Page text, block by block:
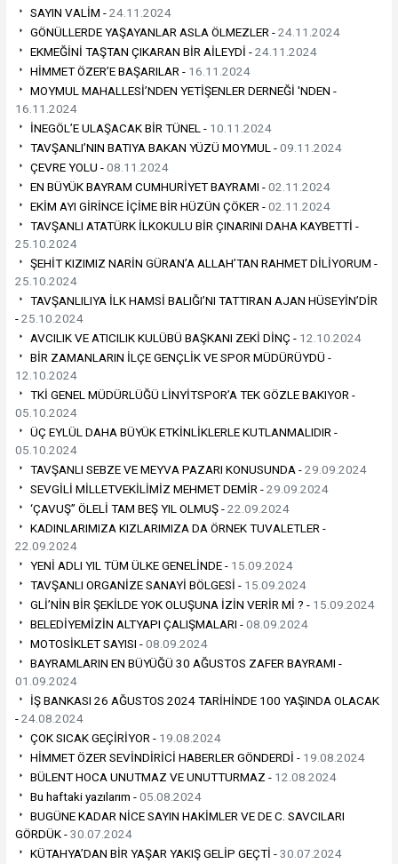
SAYIN VALİM -24.11.2024
GÖNÜLLERDE YAŞAYANLAR ASLA ÖLMEZLER -24.11.2024
EKMEĞİNİ TAŞTAN ÇIKARAN BİR AİLEYDİ -24.11.2024
HİMMET ÖZER’E BAŞARILAR - 16.11.2024
MOYMUL MAHALLESİ’NDEN YETİŞENLER DERNEĞİ 'NDEN -
16.11.2024
İNEGÖL’E ULAŞACAK BİR TÜNEL - 10.11.2024
TAVŞANLI’NIN BATIYA BAKAN YÜZÜ MOYMUL -09.11.2024
ÇEVRE YOLU -08.11.2024
EN BÜYÜK BAYRAM CUMHURİYET BAYRAMI -02.11.2024
EKİM AYI GİRİNCE İÇİME BİR HÜZÜN ÇÖKER -02.11.2024
TAVŞANLI ATATÜRK İLKOKULU BİR ÇINARINI DAHA KAYBETTİ -
25.10.2024
ŞEHİT KIZIMIZ NARİN GÜRAN’A ALLAH’TAN RAHMET DİLİYORUM -
25.10.2024
TAVŞANLILIYA İLK HAMSİ BALIĞI’NI TATTIRAN AJAN HÜSEYİN’DİR
-25.10.2024
AVCILIK VE ATICILIK KULÜBÜ BAŞKANI ZEKİ DİNÇ - 12.10.2024
BİR ZAMANLARIN İLÇE GENÇLİK VE SPOR MÜDÜRÜYDÜ -
12.10.2024
TKİ GENEL MÜDÜRLÜĞÜ LİNYİTSPOR’A TEK GÖZLE BAKIYOR -
05.10.2024
ÜÇ EYLÜL DAHA BÜYÜK ETKİNLİKLERLE KUTLANMALIDIR -
05.10.2024
TAVŞANLI SEBZE VE MEYVA PAZARI KONUSUNDA -29.09.2024
SEVGİLİ MİLLETVEKİLİMİZ MEHMET DEMİR -29.09.2024
‘ÇAVUŞ” ÖLELİ TAM BEŞ YIL OLMUŞ -22.09.2024
KADINLARIMIZA KIZLARIMIZA DA ÖRNEK TUVALETLER -
22.09.2024
YENİ ADLI YIL TÜM ÜLKE GENELİNDE - 15.09.2024
TAVŞANLI ORGANİZE SANAYİ BÖLGESİ - 15.09.2024
GLİ’NİN BİR ŞEKİLDE YOK OLUŞUNA İZİN VERİR Mİ ? - 15.09.2024
BELEDİYEMİZİN ALTYAPI ÇALIŞMALARI -08.09.2024
MOTOSİKLET SAYISI -08.09.2024
BAYRAMLARIN EN BÜYÜĞÜ 30 AĞUSTOS ZAFER BAYRAMI -
01.09.2024
İŞ BANKASI 26 AĞUSTOS 2024 TARİHİNDE 100 YAŞINDA OLACAK
-24.08.2024
ÇOK SICAK GEÇİRİYOR - 19.08.2024
HİMMET ÖZER SEVİNDİRİCİ HABERLER GÖNDERDİ - 19.08.2024
BÜLENT HOCA UNUTMAZ VE UNUTTURMAZ - 12.08.2024
Bu haftaki yazılarım -05.08.2024
BUGÜNE KADAR NİCE SAYIN HAKİMLER VE DE C. SAVCILARI
GÖRDÜK -30.07.2024
KÜTAHYA’DAN BİR YAŞAR YAKIŞ GELİP GEÇTİ -30.07.2024